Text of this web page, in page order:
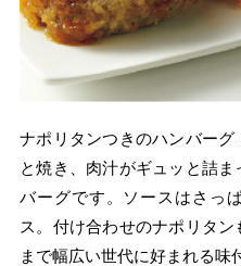
ナポリタンつきのハンバー
と焼き、肉汁がギュッと詰
バーグです。ソースはさっ
ス。付け合わせのナポリタ
まで幅広い世代に好まれる味